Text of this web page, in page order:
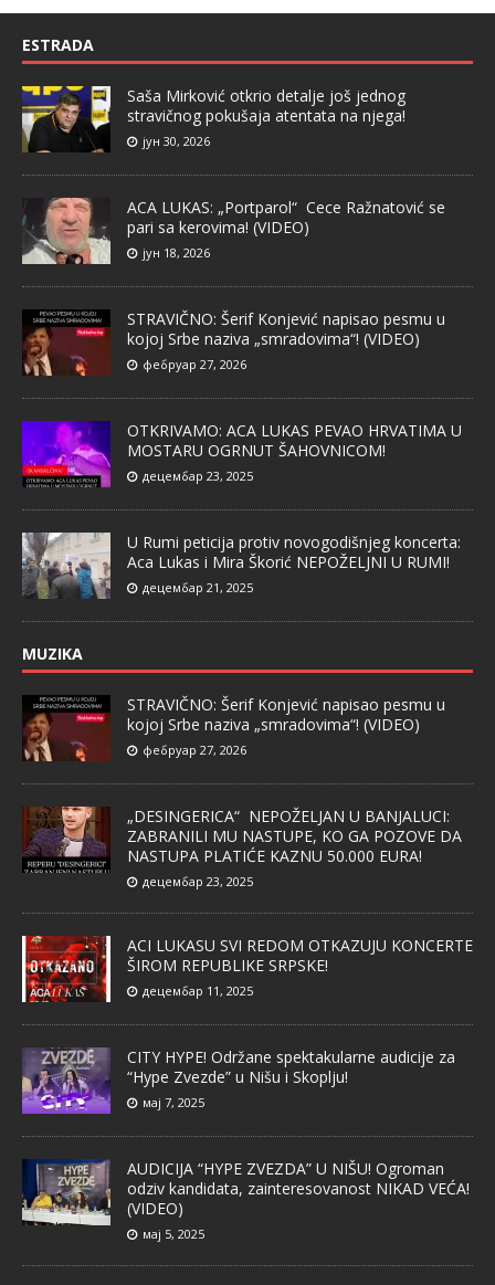
ESTRADA
Saša Mirković otkrio detalje još jednog
stravičnog pokušaja atentata na njega!
јун 30, 2026
ACA LUKAS: „Portparol“ Cece Ražnatović se
pari sa kerovima! (VIDEO)
јун 18, 2026
STRAVIČNO: Šerif Konjević napisao pesmu u
kojoj Srbe naziva „smradovima“! (VIDEO)
фебруар 27, 2026
OTKRIVAMO: ACA LUKAS PEVAO HRVATIMA U
MOSTARU OGRNUT ŠAHOVNICOM!
децембар 23, 2025
U Rumi peticija protiv novogodišnjeg koncerta:
Aca Lukas i Mira Škorić NEPOŽELJNI U RUMI!
децембар 21, 2025
MUZIKA
STRAVIČNO: Šerif Konjević napisao pesmu u
kojoj Srbe naziva „smradovima“! (VIDEO)
фебруар 27, 2026
„DESINGERICA“ NEPOŽELJAN U BANJALUCI:
ZABRANILI MU NASTUPE, KO GA POZOVE DA
NASTUPA PLATIĆE KAZNU 50.000 EURA!
децембар 23, 2025
ACI LUKASU SVI REDOM OTKAZUJU KONCERTE
ŠIROM REPUBLIKE SRPSKE!
децембар 11, 2025
CITY HYPE! Održane spektakularne audicije za
“Hype Zvezde” u Nišu i Skoplju!
мај 7, 2025
AUDICIJA “HYPE ZVEZDA” U NIŠU! Ogroman
odziv kandidata, zainteresovanost NIKAD VEĆA!
(VIDEO)
мај 5, 2025